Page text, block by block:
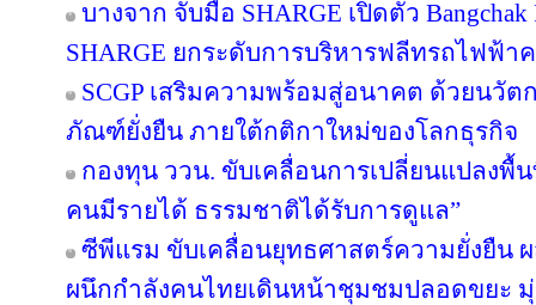
บางจาก จับมือ SHARGE เปิดตัว Bangchak
SHARGE ยกระดับการบริหารฟลีทรถไฟฟ้า
SCGP เสริมความพร้อมสู่อนาคต ด้วยนวั
ภัณฑ์ยั่งยืน ภายใต้กติกาใหม่ของโลกธุรกิจ
กองทุน ววน. ขับเคลื่อนการเปลี่ยนแปลงพื้
คนมีรายได้ ธรรมชาติได้รับการดูแล”
ซีพีแรม ขับเคลื่อนยุทธศาสตร์ความยั่งยืน ผ
ผนึกกำลังคนไทยเดินหน้าชุมชมปลอดขยะ มุ่